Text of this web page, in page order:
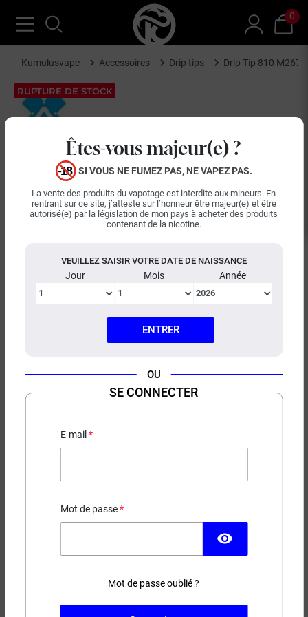
Êtes-vous majeur(e) ?
SI VOUS NE FUMEZ PAS, NE VAPEZ PAS.
La vente des produits du vapotage est interdite aux mineurs. En
rentrant sur ce site, j’atteste sur l’honneur être majeur(e) et être
autorisé(e) par la législation de mon pays à acheter des produits
contenant de la nicotine.
VEUILLEZ SAISIR VOTRE DATE DE NAISSANCE
Jour Mois Année
ENTRER
OU
SE CONNECTER
E-mail
Mot de passe
visibility
Mot de passe oublié ?
0
Kumulusvape Accessoires Drip tips Drip Tip 810 M267
RUPTURE DE STOCK
(19 avis)
2,90 €
AJOUTER AU PANIER